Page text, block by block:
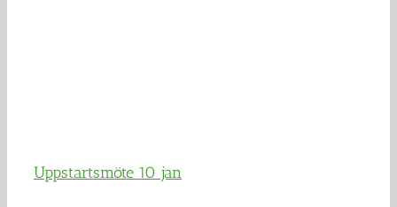
Uppstartsmöte 10 jan